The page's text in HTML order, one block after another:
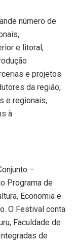
número de
e litoral;
e projetos
da região;
e regionais;
à
–
Programa de
Economia e
O Festival conta
Faculdade de
de